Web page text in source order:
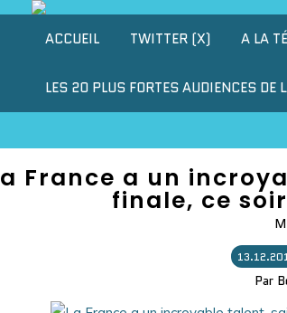
ACCUEIL TWITTER (X) A LA
LES 20 PLUS FORTES AUDIENCES
France a un
finale, ce
Par